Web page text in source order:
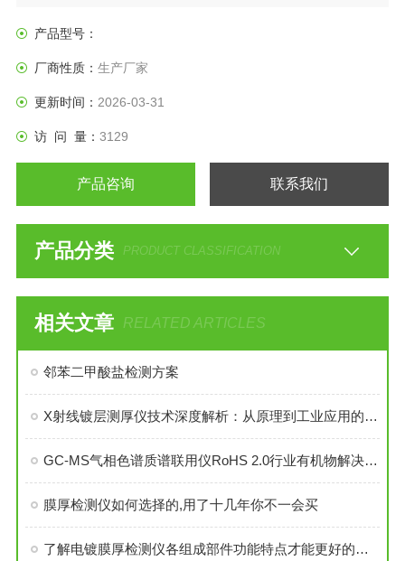
产品型号：
厂商性质： 生产厂家
更新时间： 2026-03-31
访 问 量： 3129
产品咨询 联系我们
产品分类 PRODUCT CLASSIFICATION
相关文章 RELATED ARTICLES
邻苯二甲酸盐检测方案
X射线镀层测厚仪技术深度解析：从原理到工业应用的全面探索
GC-MS气相色谱质谱联用仪RoHS 2.0行业有机物解决方案
膜厚检测仪如何选择的,用了十几年你不一会买
了解电镀膜厚检测仪各组成部件功能特点才能更好的使用它